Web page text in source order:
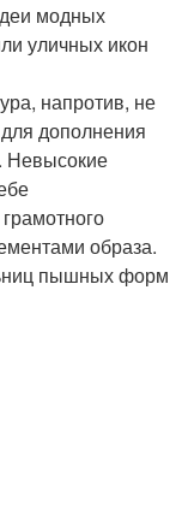
модных
уличных икон
напротив, не
дополнения
Невысокие
образа.
пышных форм